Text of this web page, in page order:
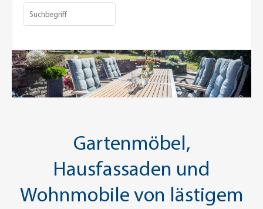
Gartenmöbel,
Hausfassaden und
Wohnmobile von lästigem